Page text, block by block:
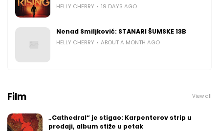
HELLY CHERRY 19 DAYS AGO
Nenad Smiljković: STANARI ŠUMSKE 13B
HELLY CHERRY ABOUT A MONTH AGO
Film View all
„Cathedral“ je stigao: Karpenterov strip u
prodaji, album stiže u petak